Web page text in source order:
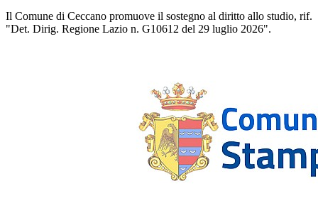
Il Comune di Ceccano promuove il sostegno al diritto allo studio, rif.
"Det. Dirig. Regione Lazio n. G10612 del 29 luglio 2026".